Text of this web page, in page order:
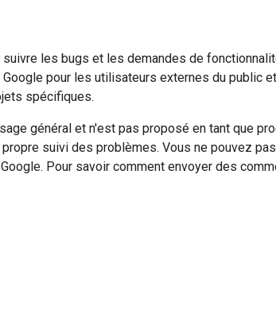
suivre les bugs et les demandes de
pour les utilisateurs externes du public
spécifiques.
général et n'est pas proposé en tant que
suivi des problèmes. Vous ne pouvez
Pour savoir comment envoyer des